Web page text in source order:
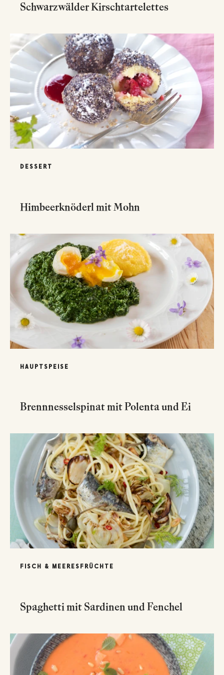
Schwarzwälder Kirschtartelettes
DESSERT
Himbeerknöderl mit Mohn
HAUPTSPEISE
Brennnesselspinat mit Polenta und Ei
FISCH & MEERESFRÜCHTE
Spaghetti mit Sardinen und Fenchel